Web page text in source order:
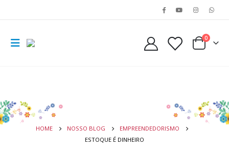
0
HOME NOSSO BLOG
EMPREENDEDORISMO
ESTOQUE É DINHEIRO